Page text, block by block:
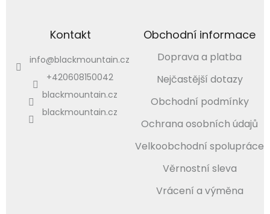
Kontakt
info@blackmountain.cz
+420608150042
blackmountain.cz
blackmountain.cz
Obchodní informace
Doprava a platba
Nejčastější dotazy
Obchodní podmínky
Ochrana osobních údajů
Velkoobchodní spolupráce
Věrnostní sleva
Vrácení a výměna